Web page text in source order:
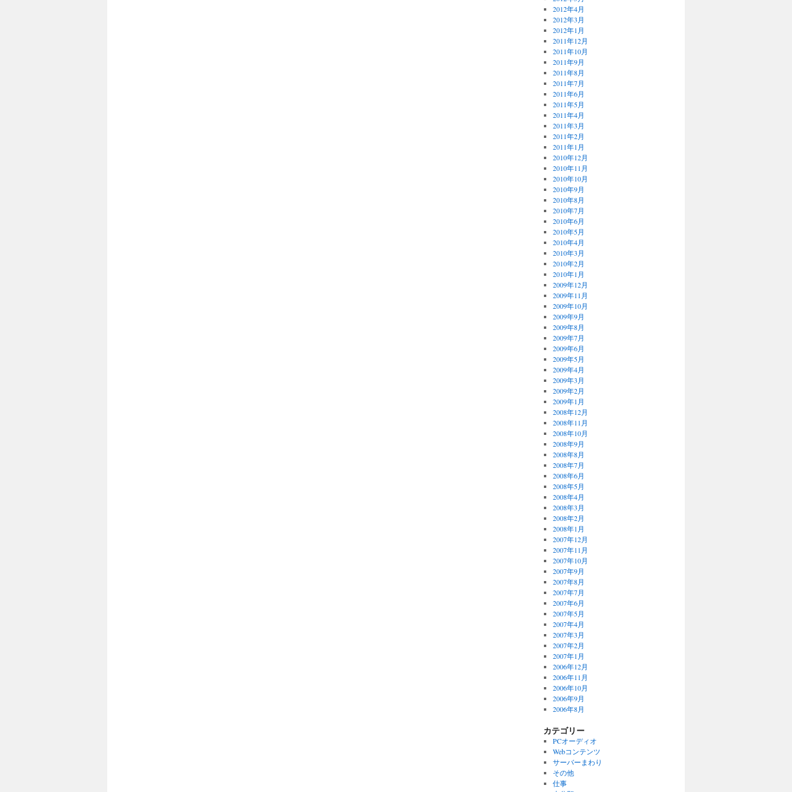
2012年4月
2012年3月
2012年1月
2011年12月
2011年10月
2011年9月
2011年8月
2011年7月
2011年6月
2011年5月
2011年4月
2011年3月
2011年2月
2011年1月
2010年12月
2010年11月
2010年10月
2010年9月
2010年8月
2010年7月
2010年6月
2010年5月
2010年4月
2010年3月
2010年2月
2010年1月
2009年12月
2009年11月
2009年10月
2009年9月
2009年8月
2009年7月
2009年6月
2009年5月
2009年4月
2009年3月
2009年2月
2009年1月
2008年12月
2008年11月
2008年10月
2008年9月
2008年8月
2008年7月
2008年6月
2008年5月
2008年4月
2008年3月
2008年2月
2008年1月
2007年12月
2007年11月
2007年10月
2007年9月
2007年8月
2007年7月
2007年6月
2007年5月
2007年4月
2007年3月
2007年2月
2007年1月
2006年12月
2006年11月
2006年10月
2006年9月
2006年8月
カテゴリー
PCオーディオ
Webコンテンツ
サーバーまわり
その他
仕事